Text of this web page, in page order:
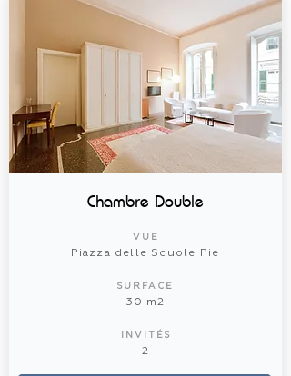
Chambre Double
VUE
Piazza delle Scuole Pie
SURFACE
30 m2
INVITÉS
2